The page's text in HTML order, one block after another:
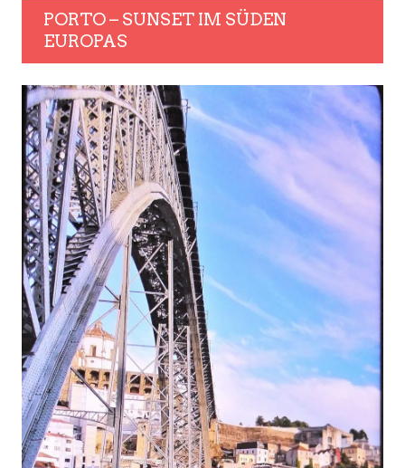
PORTO – SUNSET IM SÜDEN
EUROPAS